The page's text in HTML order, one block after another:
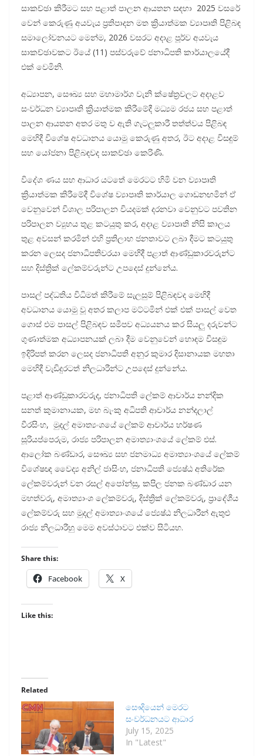
සාකච්ඡා කිරීමට සහ පළාත් පාලන ආයතන සඳහා 2025 වසරේ
වෙන් කෙරුණු අයවැය ප්‍රතිපාදන මත ක්‍රියාත්මක ව්‍යාපෘති පිළිබඳ
සමාලෝචනයට මෙන්ම, 2026 වසරට අදාළ පූර්ව අයවැය
සාකච්ඡාවකට ඊයේ (11) පස්වරුවේ ජනාධිපති කාර්යාලයේදී
එක් වෙමිනි.
අධ්‍යාපන, සෞඛ්‍ය සහ මහාමාර්ග වැනි ක්ෂේත්‍රවලට අදාළව
සංවර්ධන ව්‍යාපෘති ක්‍රියාත්මක කිරීමේදී මධ්‍යම රජය සහ පළාත්
පාලන ආයතන අතර මතු ව ඇති ගැටලුකාරී තත්ත්වය පිළිබඳ
මෙහිදී විශේෂ අවධානය යොමු කෙරුණු අතර, ඊට අදාළ විසඳුම්
සහ යෝජනා පිළිබඳවද සාකච්ඡා කෙරිණි.
විදේශ ණය සහ ආධාර යටතේ මෙරටට හිමි වන ව්‍යාපෘති
ක්‍රියාත්මක කිරීමේදී විශේෂ ව්‍යාපෘති කාර්යාල ගොඩනඟමින් ඒ
වෙනුවෙන් විශාල පරිපාලන වියදමක් දරනවා වෙනුවට පවතින
පරිපාලන ව්‍යුහය තුළ කටයුතු කර, අදාළ ව්‍යාපෘති නිසි කාලය
තුළ අවසන් කරමින් එහි ප්‍රතිලාභ ජනතාවට ලබා දීමට කටයුතු
කරන ලෙසද ජනාධිපතිවරයා මෙහිදී පළාත් ආණ්ඩුකාරවරුන්ට
සහ දිස්ත්‍රික් ලේකම්වරුන්ට උපදෙස් දුන්නේය.
පාසල් පද්ධතිය විධිමත් කිරීමේ සැලසුම් පිළිබඳවද මෙහිදී
අවධානය යොමු වූ අතර කලාප මට්ටමින් එක් එක් පාසල් වෙත
ගොස් එම පාසල් පිළිබඳව සමීපව අධ්‍යයනය කර සියලු දරුවන්ට
ගුණාත්මක අධ්‍යාපනයක් ලබා දීම වෙනුවෙන් හොඳම විසඳුම
ඉදිරිපත් කරන ලෙසද ජනාධිපති අනුර කුමාර දිසානායක මහතා
මෙහිදී වැඩිදුරටත් නිලධාරීන්ට උපදෙස් දුන්නේය.
පළාත් ආණ්ඩුකාරවරුද, ජනාධිපති ලේකම් ආචාර්ය නන්දික
සනත් කුමානායක, මහ බැංකු අධිපති ආචාර්ය නන්දලාල්
වීරසිංහ, මුදල් අමාත්‍යංශයේ ලේකම් ආචාර්ය හර්ෂණ
සූරියප්පෙරුම, රාජ්‍ය පරිපාලන අමාත්‍යාංශයේ ලේකම් එස්.
ආලෝක බණ්ඩාර, සෞඛ්‍ය සහ ජනමාධ්‍ය අමාත්‍යාංශයේ ලේකම්
විශේෂඥ වෛද්‍ය අනිල් ජාසිංහ, ජනාධිපති ජ්‍යෙෂ්ඨ අතිරේක
ලේකම්වරුන් වන රසල් අපෝන්සු, කපිල ජනක බණ්ඩාර යන
මහත්වරු, අමාත්‍යාංශ ලේකම්වරු, දිස්ත්‍රික් ලේකම්වරු, ප්‍රාදේශීය
ලේකම්වරු සහ මුදල් අමාත්‍යාංශයේ ජ්‍යෙෂ්ඨ නිලධාරීන් ඇතුළු
රාජ්‍ය නිලධාරීහු මෙම අවස්ථාවට එක්ව සිටියහ.
Share this:
Facebook X
Like this:
Related
සෞදියෙන් මෙරට
සංවර්ධනයට ආධාර
July 15, 2025
In "Latest"